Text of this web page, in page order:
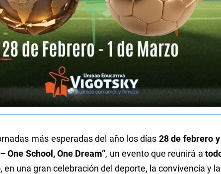
más esperadas del año los días 28 de febrero
One School, One Dream”, un evento que reunirá a
, en una gran celebración del deporte, la convivencia y